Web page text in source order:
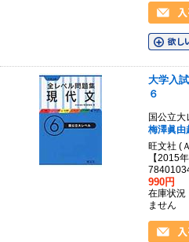
大学入
６
国公立
梅澤眞由
旺文社 (
【2015
990円
在庫状況
ません